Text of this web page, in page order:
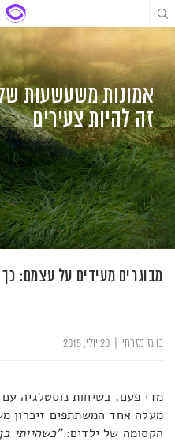
דלג
לתוכן
דלג
דלג
אמונות משעשעות של
זה להיות צעירים
מבוגרים מעידים על עצמם:
בועז מזרחי
מדי פעם, בשיחות נוסטלגיה
מעלה אחד המשתתפים זיכרון
הקסומה של ילדים: